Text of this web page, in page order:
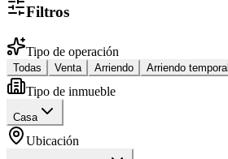
Filtros
Tipo de operación
Todas Venta Arriendo Arriendo temporal
Tipo de inmueble
Casa
Ubicación